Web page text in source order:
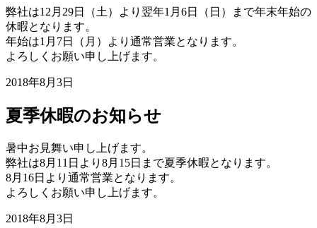
弊社は12月29日（土）より翌年1月6日（日）まで年末年始の
休暇となります。
年始は1月7日（月）より通常営業となります。
よろしくお願い申し上げます。
2018年8月3日
夏季休暇のお知らせ
暑中お見舞い申し上げます。
弊社は8月11日より8月15日まで夏季休暇となります。
8月16日より通常営業となります。
よろしくお願い申し上げます。
2018年8月3日